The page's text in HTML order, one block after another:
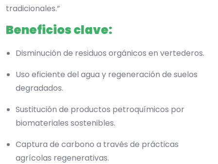
tradicionales.”
Beneficios clave:
Disminución de residuos orgánicos en vertederos.
Uso eficiente del agua y regeneración de suelos
degradados.
Sustitución de productos petroquímicos por
biomateriales sostenibles.
Captura de carbono a través de prácticas
agrícolas regenerativas.